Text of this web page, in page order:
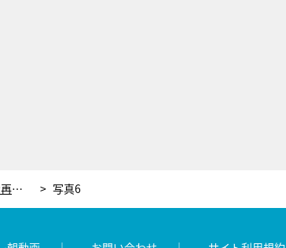
『Mステ』2時間SPに豪華9組！5人で活動再開後テレビ初歌唱のRIP SLYMEは12年ぶり出演 写真6